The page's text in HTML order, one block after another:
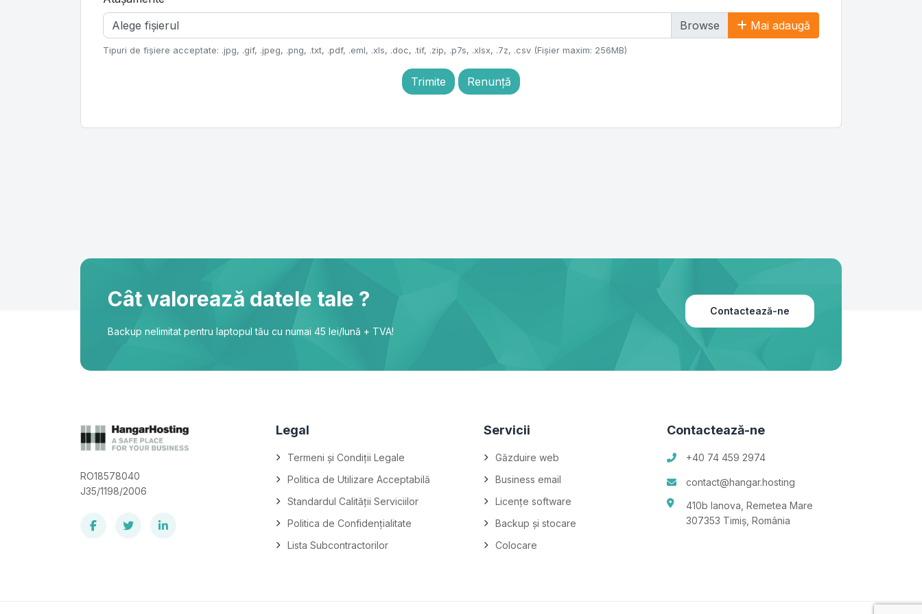
Alege fișierul
Mai adaugă
Tipuri de fișiere acceptate: .jpg, .gif, .jpeg, .png, .txt, .pdf, .eml, .xls, .doc, .tif, .zip, .p7s, .xlsx, .7z, .csv (Fișier maxim: 256MB)
Trimite Renunță
Cât valorează datele tale ?
Backup nelimitat pentru laptopul tău cu numai 45 lei/lună + TVA!
Contactează-ne
RO18578040
J35/1198/2006
Legal
Termeni și Condiții Legale
Politica de Utilizare Acceptabilă
Standardul Calității Serviciilor
Politica de Confidențialitate
Lista Subcontractorilor
Servicii
Găzduire web
Business email
Licențe software
Backup și stocare
Colocare
Contactează-ne
+40 74 459 2974
contact@hangar.hosting
410b Ianova, Remetea Mare
307353 Timiș, România